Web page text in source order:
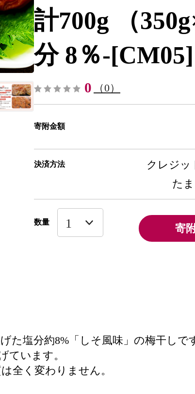
計700g （
分 8％-[CM05]
0 （0）
寄附金額
決済方法
クレジッ
た
数量 寄
塩分約8%「しそ風味」の梅干しで
ています。
全く変わりません。